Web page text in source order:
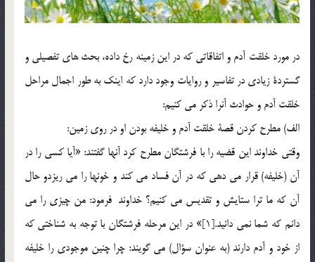
در مورد خلقت آدم و اتفاقاتي كه در اين زمينه رخ داده، بحث هاي تفصيلي و
گستردة زيادي در تفاسير و روايات وجود دارد كه اينك به طور اجمال مراحل
خلقت آدم و حوادث آنرا ذكر مي كنيم:
الف) مطرح كردن قصة خلقت آدم و خليفه بودن او در روي زمين:
وقتي خداوند اين قضيه را با فرشتگان مطرح كرد آنها گفتند: «آيا كسي را در
آن (خليفه) قرار مي دهي كه در آن فساد مي كند و خونها را مي ريزدو حال
آن كه ما ترا ستايش و تقديس مي كنيم؟ خداوند فرمود: من چيزي را مي
دانم كه شما نمي دانيد.[1]» در اين مرحله فرشتگان با توجه به شناختي كه
از خود و آدم دارند (به عنوان سؤال) مي گويند: چرا چنين موجودي را خليفه